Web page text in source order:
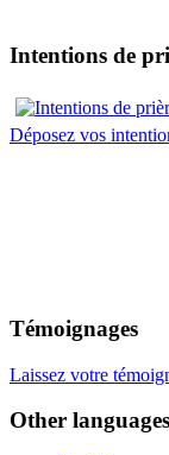
Intentions de
Déposez vos
Témoignages
Laissez votre
Other languages